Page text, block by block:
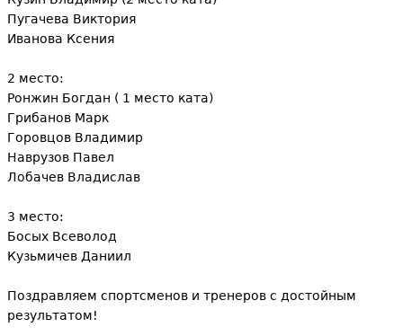
Пугачева Виктория
Иванова Ксения
2 место:
Ронжин Богдан ( 1 место ката)
Грибанов Марк
Горовцов Владимир
Наврузов Павел
Лобачев Владислав
3 место:
Босых Всеволод
Кузьмичев Даниил
Поздравляем спортсменов и тренеров с достойным
результатом!